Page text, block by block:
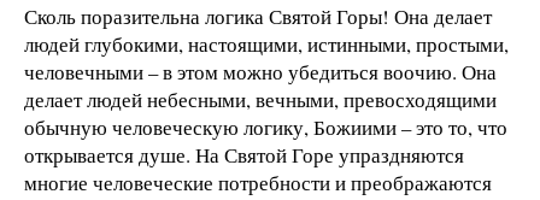
Сколь поразительна логика Святой Горы! Она делает
людей глубокими, настоящими, истинными, простыми,
человечными – в этом можно убедиться воочию. Она
делает людей небесными, вечными, превосходящими
обычную человеческую логику, Божиими – это то, что
открывается душе. На Святой Горе упраздняются
многие человеческие потребности и преображаются